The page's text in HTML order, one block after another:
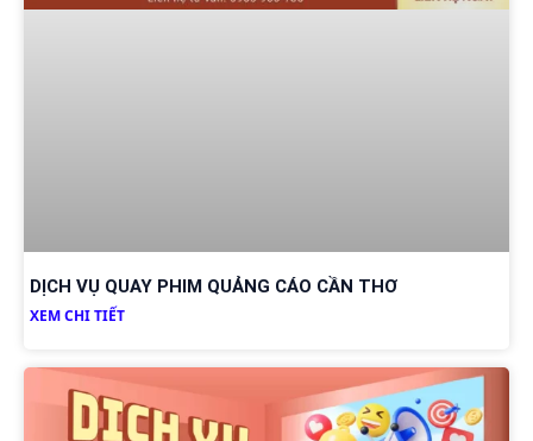
DỊCH VỤ QUAY PHIM QUẢNG CÁO CẦN THƠ
XEM CHI TIẾT